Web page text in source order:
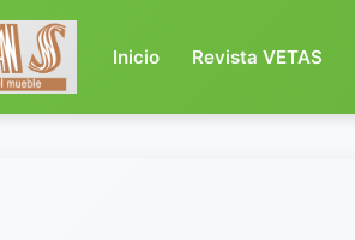
Inicio(current)
Revista VETAS